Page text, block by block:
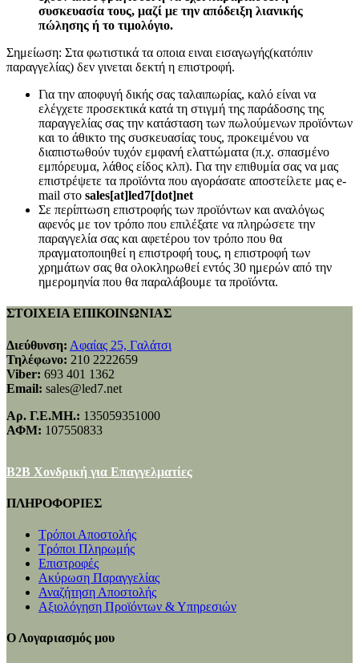
συσκευασία τους, μαζί με την απόδειξη λιανικής
πώλησης ή το τιμολόγιο.
Σημείωση: Στα φωτιστικά τα οποια ειναι εισαγωγής(κατόπιν
παραγγελίας) δεν γινεται δεκτή η επιστροφή.
Για την αποφυγή δικής σας ταλαιπωρίας, καλό είναι να
ελέγχετε προσεκτικά κατά τη στιγμή της παράδοσης της
παραγγελίας σας την κατάσταση των πωλούμενων προϊόντων
και το άθικτο της συσκευασίας τους, προκειμένου να
διαπιστωθούν τυχόν εμφανή ελαττώματα (π.χ. σπασμένο
εμπόρευμα, λάθος είδος κλπ). Για την επιθυμία σας να μας
επιστρέψετε τα προϊόντα που αγοράσατε αποστείλετε μας e-
mail στο sales[at]led7[dot]net
Σε περίπτωση επιστροφής των προϊόντων και αναλόγως
αφενός με τον τρόπο που επιλέξατε να πληρώσετε την
παραγγελία σας και αφετέρου τον τρόπο που θα
πραγματοποιηθεί η επιστροφή τους, η επιστροφή των
χρημάτων σας θα ολοκληρωθεί εντός 30 ημερών από την
ημερομηνία που θα παραλάβουμε τα προϊόντα.
ΣΤΟΙΧΕΙΑ ΕΠΙΚΟΙΝΩΝΙΑΣ
Διεύθυνση: Αφαίας 25, Γαλάτσι
Τηλέφωνο: 210 2222659
Viber: 693 401 1362
Email: sales@led7.net
Αρ. Γ.Ε.ΜΗ.: 135059351000
ΑΦΜ: 107550833
B2B Χονδρική για Επαγγελματίες
ΠΛΗΡΟΦΟΡΙΕΣ
Τρόποι Αποστολής
Τρόποι Πληρωμής
Επιστροφές
Ακύρωση Παραγγελίας
Αναζήτηση Αποστολής
Αξιολόγηση Προϊόντων & Υπηρεσιών
Ο Λογαριασμός μου